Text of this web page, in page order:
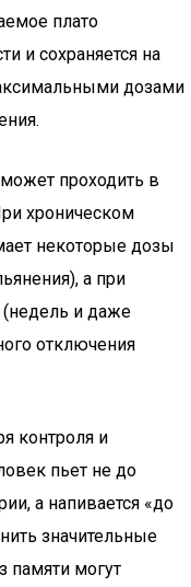
плато
и сохраняется на
дозами
проходить в
хроническом
некоторые дозы
а при
(недель и даже
отключения
контроля и
пьет не до
а напивается «до
значительные
памяти могут